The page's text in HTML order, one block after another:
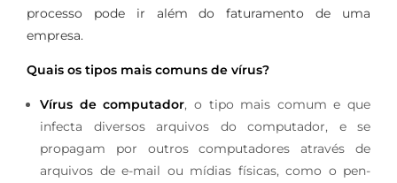
processo pode ir além do faturamento de uma
empresa.
Quais os tipos mais comuns de vírus?
Vírus de computador, o tipo mais comum e que
infecta diversos arquivos do computador, e se
propagam por outros computadores através de
arquivos de e-mail ou mídias físicas, como o pen-